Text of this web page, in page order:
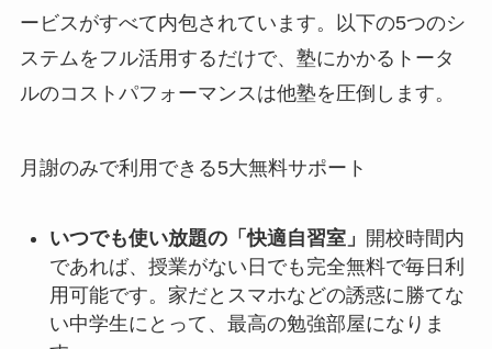
ービスがすべて内包されています。以下の5つのシ
ステムをフル活用するだけで、塾にかかるトータ
ルのコストパフォーマンスは他塾を圧倒します。
月謝のみで利用できる5大無料サポート
いつでも使い放題の「快適自習室」 開校時間内
であれば、授業がない日でも完全無料で毎日利
用可能です。家だとスマホなどの誘惑に勝てな
い中学生にとって、最高の勉強部屋になりま